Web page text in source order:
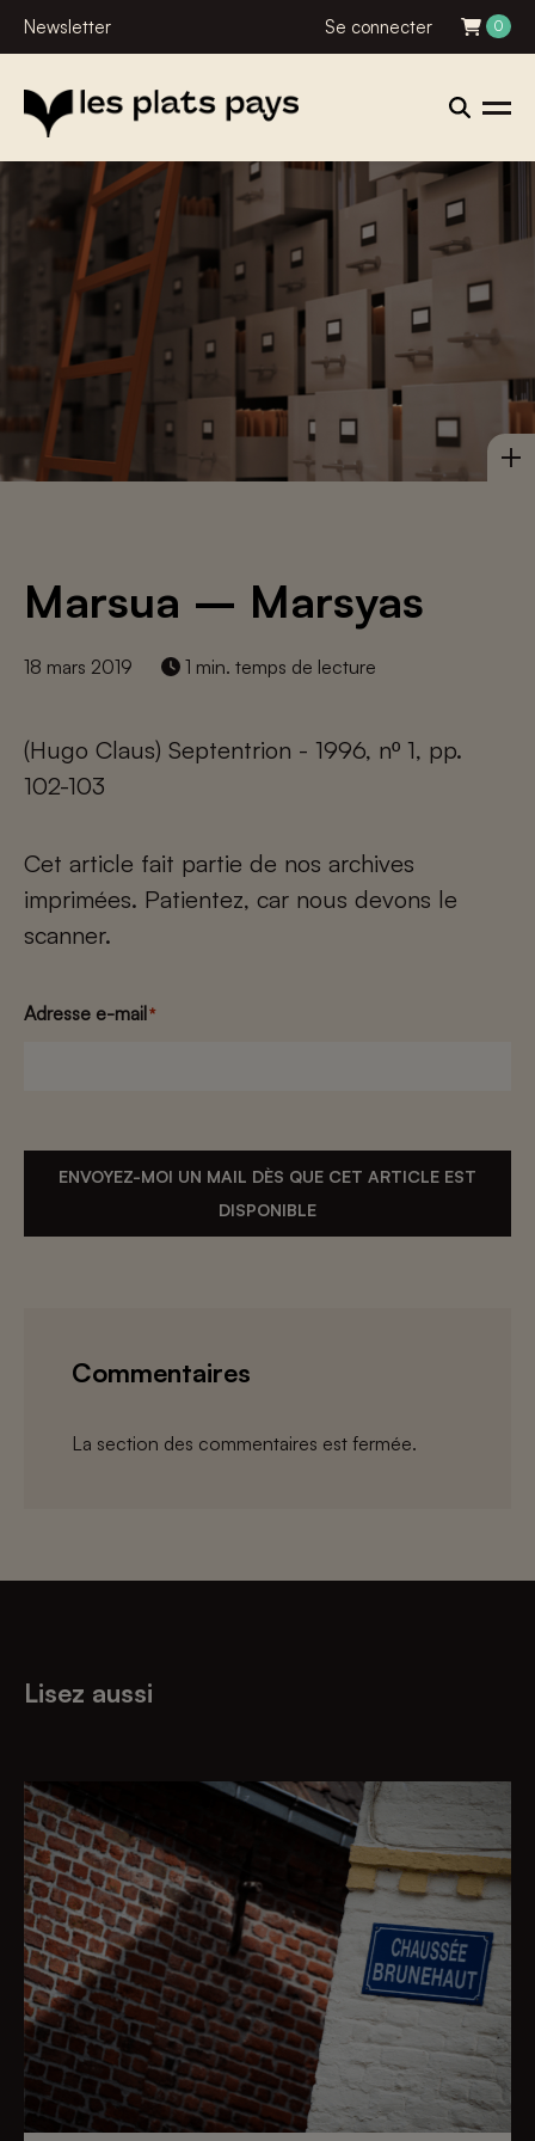
Newsletter Se connecter 0
Marsua – Marsyas
18 mars 2019 1 min. temps de lecture
(Hugo Claus) Septentrion - 1996, nº 1, pp.
102-103
Cet article fait partie de nos archives
imprimées. Patientez, car nous devons le
scanner.
Adresse e-mail*
ENVOYEZ-MOI UN MAIL DÈS QUE CET ARTICLE EST
DISPONIBLE
Commentaires
La section des commentaires est fermée.
Lisez aussi